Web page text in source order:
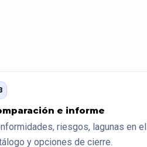
e informe
riesgos, lagunas en el
y opciones de cierre.